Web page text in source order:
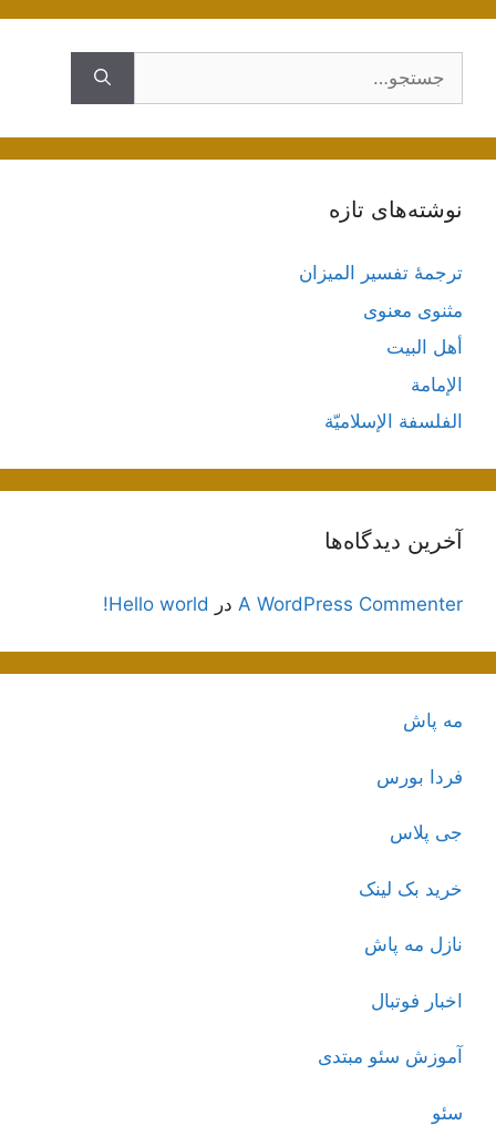
نوشته‌های تازه
ترجمۀ تفسیر المیزان
مثنوی معنوی
أهل البيت
الإمامة
الفلسفة الإسلاميّة
آخرین دیدگاه‌ها
A WordPress Commenter در Hello world!
مه پاش
فردا بورس
جی پلاس
خرید بک لینک
نازل مه پاش
اخبار فوتبال
آموزش سئو مبتدی
سئو